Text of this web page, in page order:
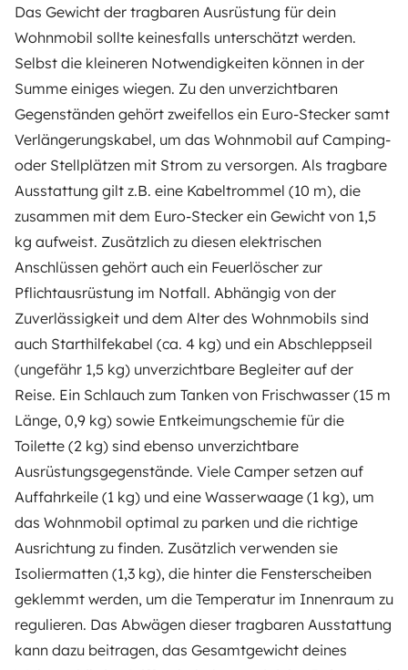
Das Gewicht der tragbaren Ausrüstung für dein
Wohnmobil sollte keinesfalls unterschätzt werden.
Selbst die kleineren Notwendigkeiten können in der
Summe einiges wiegen. Zu den unverzichtbaren
Gegenständen gehört zweifellos ein Euro-Stecker samt
Verlängerungskabel, um das Wohnmobil auf Camping-
oder Stellplätzen mit Strom zu versorgen. Als tragbare
Ausstattung gilt z.B. eine Kabeltrommel (10 m), die
zusammen mit dem Euro-Stecker ein Gewicht von 1,5
kg aufweist. Zusätzlich zu diesen elektrischen
Anschlüssen gehört auch ein Feuerlöscher zur
Pflichtausrüstung im Notfall. Abhängig von der
Zuverlässigkeit und dem Alter des Wohnmobils sind
auch Starthilfekabel (ca. 4 kg) und ein Abschleppseil
(ungefähr 1,5 kg) unverzichtbare Begleiter auf der
Reise. Ein Schlauch zum Tanken von Frischwasser (15 m
Länge, 0,9 kg) sowie Entkeimungschemie für die
Toilette (2 kg) sind ebenso unverzichtbare
Ausrüstungsgegenstände. Viele Camper setzen auf
Auffahrkeile (1 kg) und eine Wasserwaage (1 kg), um
das Wohnmobil optimal zu parken und die richtige
Ausrichtung zu finden. Zusätzlich verwenden sie
Isoliermatten (1,3 kg), die hinter die Fensterscheiben
geklemmt werden, um die Temperatur im Innenraum zu
regulieren. Das Abwägen dieser tragbaren Ausstattung
kann dazu beitragen, das Gesamtgewicht deines